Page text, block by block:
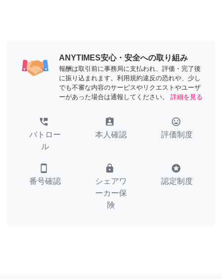
ANYTIMES安心・安全への取り組み
報酬は取引前に事務局に支払われ、評価・完了後
に振り込まれます。利用規約違反の恐れや、少し
でも不審な内容のサービスやリクエストやユーザ
ーがあった場合は通報してください。
詳細を見る
perm_phone_msg
パトロー
ル
assignment_ind
本人確認
tag_faces
評価制度
smartphone
番号確認
lock
シェアワ
ーカー保
険
stars
認定制度